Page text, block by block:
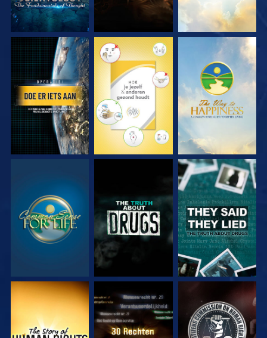
KIJK KIJK KIJK
KIJK KIJK KIJK
KIJK KIJK KIJK